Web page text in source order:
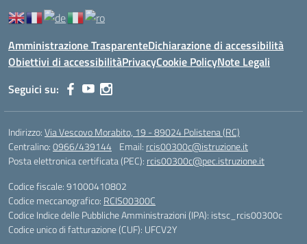
Amministrazione TrasparenteDichiarazione di accessibilità
Obiettivi di accessibilitàPrivacyCookie PolicyNote Legali
Seguici su:
Indirizzo:Via Vescovo Morabito, 19 - 89024 Polistena (RC)
Centralino:0966/439144 Email: rcis00300c@istruzione.it
Posta elettronica certificata (PEC): rcis00300c@pec.istruzione.it
Codice fiscale: 91000410802
Codice meccanografico: RCIS00300C
Codice Indice delle Pubbliche Amministrazioni (IPA): istsc_rcis00300c
Codice unico di fatturazione (CUF): UFCV2Y